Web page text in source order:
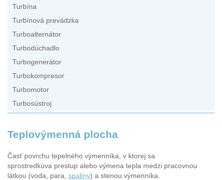
Turbína
Turbínová prevádzka
Turboalternátor
Turbodúchadlo
Turbogenerátor
Turbokompresor
Turbomotor
Turbosústroj
Teplovýmenná plocha
Časť povrchu tepelného výmenníka, v ktorej sa
sprostredkúva prestup alebo výmena tepla medzi pracovnou
látkou (voda, para, spaliny) a stenou výmenníka.